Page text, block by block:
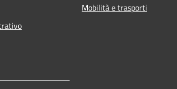
Mobilità e trasporti